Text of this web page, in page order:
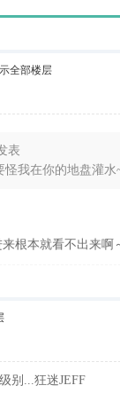
全部楼层
表
怪我在你的地盘灌水
根本就看不出来啊
别...狂迷JEFF